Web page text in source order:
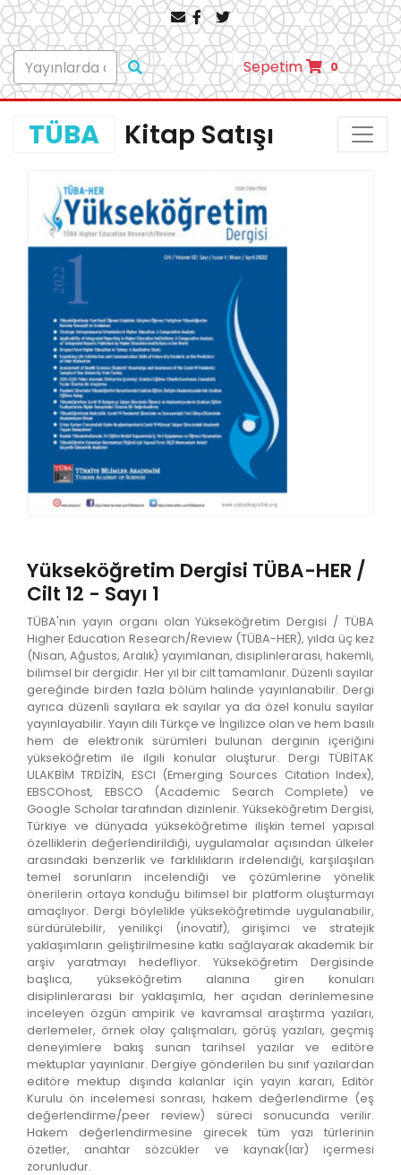
Sepetim 0
TÜBA Kitap Satışı
Yükseköğretim Dergisi TÜBA-HER /
Cilt 12 - Sayı 1
TÜBA'nın yayın organı olan Yükseköğretim Dergisi / TÜBA
Higher Education Research/Review (TÜBA-HER), yılda üç kez
(Nisan, Ağustos, Aralık) yayımlanan, disiplinlerarası, hakemli,
bilimsel bir dergidir. Her yıl bir cilt tamamlanır. Düzenli sayılar
gereğinde birden fazla bölüm halinde yayınlanabilir. Dergi
ayrıca düzenli sayılara ek sayılar ya da özel konulu sayılar
yayınlayabilir. Yayın dili Türkçe ve İngilizce olan ve hem basılı
hem de elektronik sürümleri bulunan derginin içeriğini
yükseköğretim ile ilgili konular oluşturur. Dergi TÜBİTAK
ULAKBİM TRDİZİN, ESCI (Emerging Sources Citation Index),
EBSCOhost, EBSCO (Academic Search Complete) ve
Google Scholar tarafından dizinlenir. Yükseköğretim Dergisi,
Türkiye ve dünyada yükseköğretime ilişkin temel yapısal
özelliklerin değerlendirildiği, uygulamalar açısından ülkeler
arasındaki benzerlik ve farklılıkların irdelendiği, karşılaşılan
temel sorunların incelendiği ve çözümlerine yönelik
önerilerin ortaya konduğu bilimsel bir platform oluşturmayı
amaçlıyor. Dergi böylelikle yükseköğretimde uygulanabilir,
sürdürülebilir, yenilikçi (inovatif), girişimci ve stratejik
yaklaşımların geliştirilmesine katkı sağlayarak akademik bir
arşiv yaratmayı hedefliyor. Yükseköğretim Dergisinde
başlıca, yükseköğretim alanına giren konuları
disiplinlerarası bir yaklaşımla, her açıdan derinlemesine
inceleyen özgün ampirik ve kavramsal araştırma yazıları,
derlemeler, örnek olay çalışmaları, görüş yazıları, geçmiş
deneyimlere bakış sunan tarihsel yazılar ve editöre
mektuplar yayınlanır. Dergiye gönderilen bu sınıf yazılardan
editöre mektup dışında kalanlar için yayın kararı, Editör
Kurulu ön incelemesi sonrası, hakem değerlendirme (eş
değerlendirme/peer review) süreci sonucunda verilir.
Hakem değerlendirmesine girecek tüm yazı türlerinin
özetler, anahtar sözcükler ve kaynak(lar) içermesi
zorunludur.